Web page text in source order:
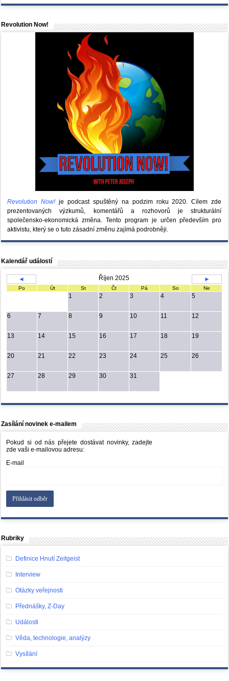
Revolution Now!
Revolution Now! je podcast spuštěný na podzim roku 2020.Cílem zde
prezentovaných výzkumů, komentářů a rozhovorů je strukturální
společensko-ekonomická změna. Tento program je určen především pro
aktivistu, který se o tuto zásadní změnu zajímá podrobněji.
Kalendář událostí
◄ Říjen 2025 ►
Po Út St Čt Pá So Ne
1 2 3 4 5
6 7 8 9 10 11 12
13 14 15 16 17 18 19
20 21 22 23 24 25 26
27 28 29 30 31
Zasílání novinek e-mailem
Pokud si od nás přejete dostávat novinky, zadejte
zde vaši e-mailovou adresu:
E-mail
Rubriky
Definice Hnutí Zeitgeist
Interview
Otázky veřejnosti
Přednášky, Z-Day
Události
Věda, technologie, analýzy
Vysílání